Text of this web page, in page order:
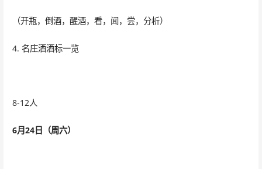
（开瓶，倒酒，醒酒，看，闻，尝，分析）
4. 名庄酒酒标一览
8-12人
6月24日（周六）